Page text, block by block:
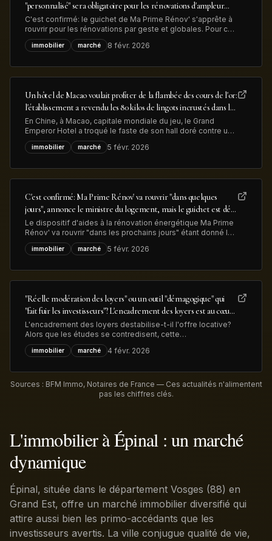
"personnalisé" sera obligatoire pour les rénovations d'ampleur
afin de lutter contre la fraude
C'est confirmé: le guichet de Ma Prime Rénov' s'apprête à
rouvrir pour les rénovations par geste et globales. Pour ces
dernières, "un rendez-vous personnalisé avec un
conseiller France Rénov' sera désormais obligatoire" avant
gouvernement, dans
immobilier marché 8 févr. 2026
Un hôtel de Macao voulait profiter de la flambée des cours de l'or:
l'établissement a revendu les 80 kilos de lingots incrustés dans le
sol de son hall d'entrée pour près de 13 millions de dollars
En Chine, à Macao, capitale mondiale du jeu, le Grand
Emperor Hotel a troqué le faste de son hall doré contre une
confortable plus-value. Les lingots d’or qui ornaient
l'entrée ont été retirés et vendus pour 13 millions de dollars
transformation
immobilier marché 5 févr. 2026
C'est confirmé: Ma Prime Rénov' va rouvrir "dans quelques
jours", annonce le ministre du logement, mais le guichet est déjà
congestionné
Le dispositif d'aides à la rénovation énergétique Ma Prime
Rénov' va rouvrir "dans les prochains jours" étant donné le
vote du budget de l'Etat, a annoncé le minsitre du
logement. Mais déjà 83.000 dossiers, déposés en 2025,
nouvelles demandes
immobilier marché 5 févr. 2026
"Réelle modération des loyers" ou un outil "démagogique" qui
"fait fuir les investisseurs"? L'encadrement des loyers est au cœur
des débats sur le logement en vue des élections municipales
L'encadrement des loyers destabilise-t-il l'offre locative?
Alors que les études se contredisent, cette
expérimentation est au coeur des débats sur le logement
en zones tendues à l'aube des élections municipales de
immobilier marché 4 févr. 2026
Sources : BFM Immo, Notaires de France — Ces actualités n'alimentent
pas les chiffres clés.
L'immobilier à Épinal : un marché
dynamique
Épinal, située dans le département Vosges (88) en
Grand Est, offre un marché immobilier diversifié qui
attire aussi bien les primo-accédants que les
investisseurs avertis. La ville conjugue qualité de vie,